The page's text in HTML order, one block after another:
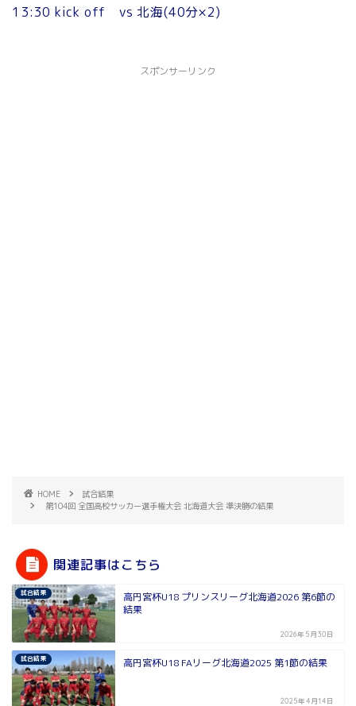
13:30 kick off vs 北海(40分×2)
スポンサーリンク
HOME
試合結果
第104回 全国高校サッカー選手権大会 北海道大会 準決勝の結果
関連記事はこちら
試合結果
高円宮杯U18 プリンスリーグ北海道2026 第6節の
結果
2026年5月30日
試合結果 高円宮杯U18 FAリーグ北海道2025 第1節の結果
2025年4月14日